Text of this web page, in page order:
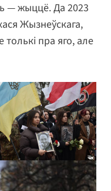
— жыццё. Да 2023
Жызнеўскага,
пра яго, але